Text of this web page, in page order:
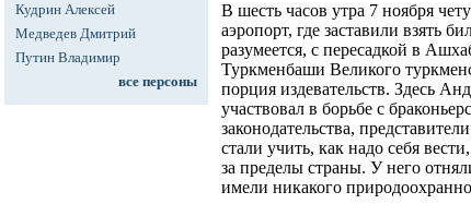
Кудрин Алексей
Медведев Дмитрий
Путин Владимир
все персоны
В шесть часов утра 7 ноября
аэропорт, где заставили взять
разумеется, с пересадкой в
Туркменбаши Великого
порция издевательств. Здесь
участвовал в борьбе с
законодательства,
стали учить, как надо себя
за пределы страны. У него
имели никакого